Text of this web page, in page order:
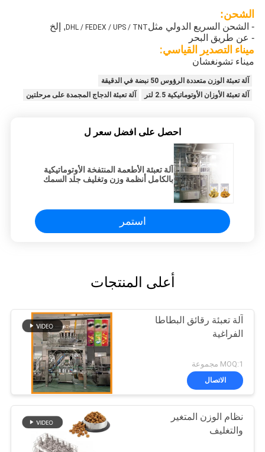
الشحن:
- الشحن السريع الدولي مثلDHL / FEDEX / UPS / TNT, إلخ
- عن طريق البحر
ميناء التصدير القياسي:
ميناء تشونغشان
آلة تعبئة الوزن متعددة الرؤوس 50 نبضة في الدقيقة
آلة تعبئة الأوزان الأوتوماتيكية 2.5 لتر
آلة تعبئة الدجاج المجمدة على مرحلتين
احصل على افضل سعر ل
آلة تعبئة الأطعمة المنتفخة الأوتوماتيكية
بالكامل أنظمة وزن وتغليف جلد السمك
استمر
أعلى المنتجات
آلة تعبئة رقائق البطاطا
الفراغية
MOQ:1 مجموعة
الاتصال
نظام الوزن المتغير
والتغليف